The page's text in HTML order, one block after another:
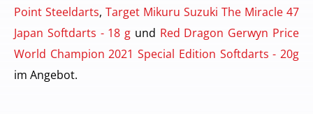
Point Steeldarts, Target Mikuru Suzuki The Miracle 47
Japan Softdarts - 18 g und Red Dragon Gerwyn Price
World Champion 2021 Special Edition Softdarts - 20g
im Angebot.